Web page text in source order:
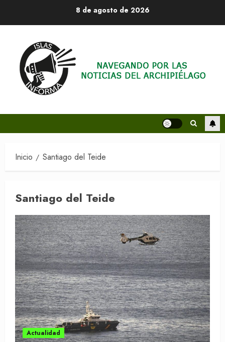
8 de agosto de 2026
Inicio Santiago del Teide
Santiago del Teide
Actualidad